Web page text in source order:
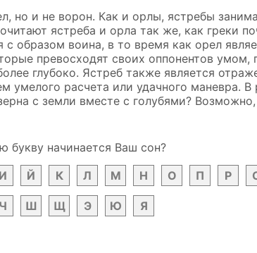
но и не ворон. Как и орлы, ястребы
ястреба и орла так же, как греки
образом воина, в то время как орел
превосходят своих оппонентов умом,
глубоко. Ястреб также является
умелого расчета или удачного маневра.
с земли вместе с голубями?
букву начинается Ваш сон?
И Й К Л М Н О П Р
Ч Ш Щ Э Ю Я